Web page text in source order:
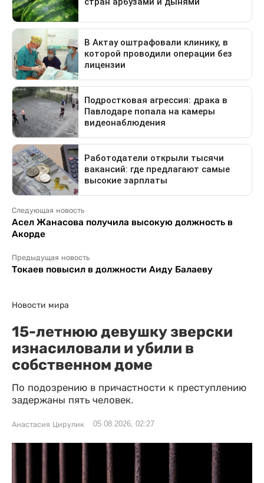
Следующая новость
Асел Жанасова получила высокую должность в
Акорде
Предыдущая новость
Токаев повысил в должности Аиду Балаеву
Новости мира
15-летнюю девушку зверски
изнасиловали и убили в
собственном доме
По подозрению в причастности к преступлению
задержаны пять человек.
Анастасия Цирулик 05.08.2026, 02:27